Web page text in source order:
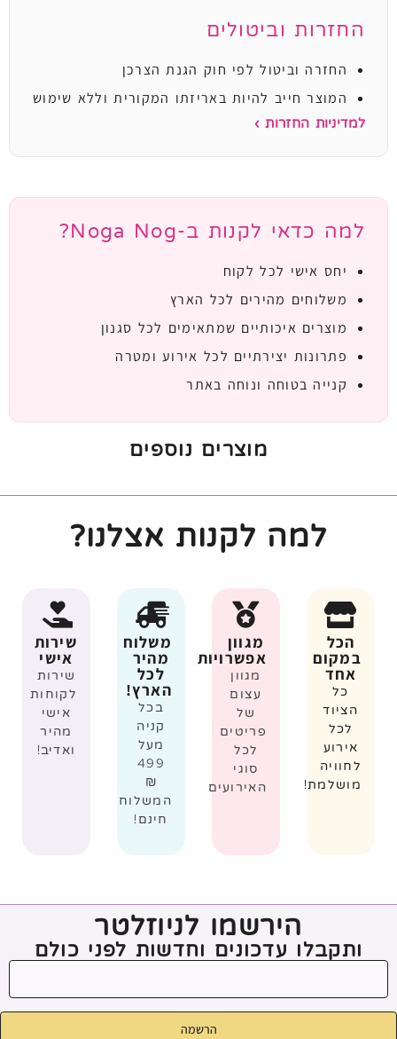
החזרות וביטולים
החזרה וביטול לפי חוק הגנת הצרכן
המוצר חייב להיות באריזתו המקורית וללא שימוש
למדיניות החזרות ›
למה כדאי לקנות ב-Noga Nog?
יחס אישי לכל לקוח
משלוחים מהירים לכל הארץ
מוצרים איכותיים שמתאימים לכל סגנון
פתרונות יצירתיים לכל אירוע ומטרה
קנייה בטוחה ונוחה באתר
מוצרים נוספים
למה לקנות אצלנו?
הכל
במקום
אחד
כל
הציוד
לכל
אירוע
לחוויה
מושלמת!
מגוון
אפשרויות
מגוון
עצום
של
פריטים
לכל
סוגי
האירועים
משלוח
מהיר
לכל
הארץ!
בכל
קניה
מעל
499
₪
המשלוח
חינם!
שירות
אישי
שירות
לקוחות
אישי
מהיר
ואדיב!
הירשמו לניוזלטר
ותקבלו עדכונים וחדשות לפני כולם
הרשמה